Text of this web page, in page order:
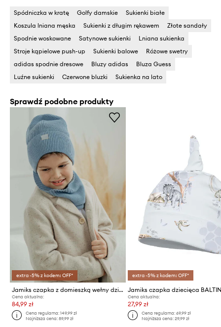
Spódniczka w kratę Golfy damskie
Sukienki białe
Koszula lniana męska
Sukienki z długim rękawem
Złote sandały
Spodnie woskowane
Satynowe sukienki
Lniana sukienka
Stroje kąpielowe push-up
Sukienki balowe
Różowe swetry
adidas spodnie dresowe
Bluzy adidas
Bluza Guess
Luźne sukienki
Czerwone bluzki Sukienka na lato
Sprawdź podobne produkty
extra -5% z kodem: OFF*
Jamiks czapka z domieszką wełny dziecięca PAULIN
Cena aktualna:
84,99 zł
Cena regularna:149,99 zł
Najniższa cena:89,99 zł
extra -5% z kodem: OFF*
Jamiks czapka dziecięca
Cena aktualna:
27,99 zł
Cena regularna: 69,99 zł
Najniższa cena: 29,99 zł